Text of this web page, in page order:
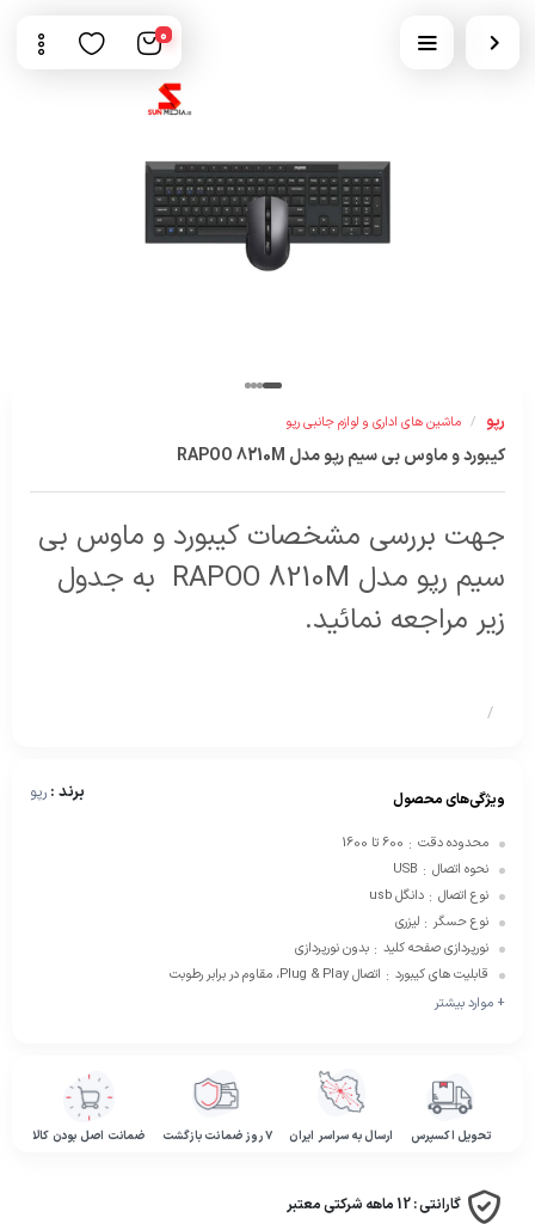
0
رپو / ماشین های اداری و لوازم جانبی رپو
کیبورد و ماوس بی سیم رپو مدل RAPOO 8210M
جهت بررسی مشخصات کیبورد و ماوس بی
سیم رپو مدل RAPOO 8210M به جدول
زیر مراجعه نمائید.
/
برند : رپو ویژگی‌های محصول
محدوده دقت : 600 تا 1600
نحوه اتصال :
USB
نوع اتصال : دانگل usb
نوع حسگر : لیزری
نورپردازی صفحه کلید : بدون نورپردازی
قابلیت های کیبورد : اتصال Plug & Play، مقاوم در برابر رطوبت
+ موارد بیشتر
تحویل اکسپرس ارسال به سراسر ایران ۷ روز ضمانت بازگشت ضمانت اصل بودن کالا
گارانتی :12 ماهه شرکتی معتبر